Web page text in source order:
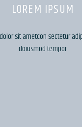
LOREM IPSUM
sit ametcon sectetur
doiusmod tempor